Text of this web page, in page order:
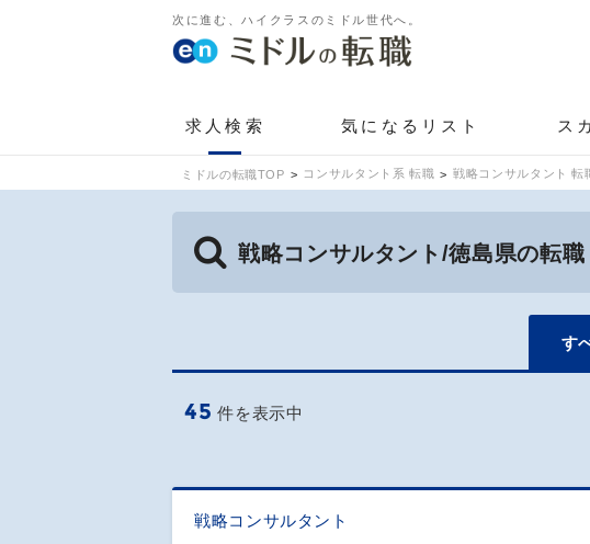
次に進む、ハイクラスのミドル世代へ。
求人検索 気になるリスト ス
ミドルの転職TOP コンサルタント系 転職 戦略コンサルタント 転
戦略コンサルタント/徳島県の転
す
45 件を表示中
戦略コンサルタント